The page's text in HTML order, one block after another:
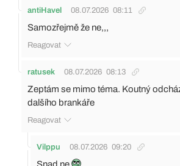
antiHavel 08.07.2026 08:11
Samozřejmě že ne,,,
Reagovat
ratusek 08.07.2026 08:13
Zeptám se mimo téma. Koutný
dalšího brankáře
Reagovat
Vilppu 08.07.2026 09:20